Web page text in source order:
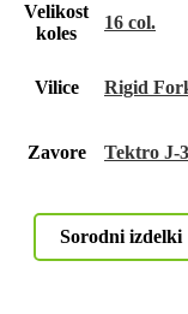
Velikost
koles
16 col.
Vilice Rigid
Zavore Tektro J-
Sorodni izdelki